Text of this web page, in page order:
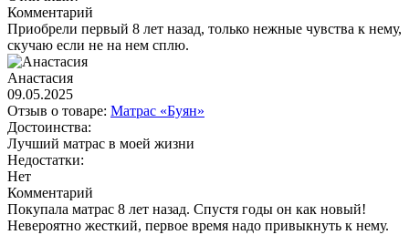
Комментарий
Приобрели первый 8 лет назад, только нежные чувства к нему,
скучаю если не на нем сплю.
Анастасия
09.05.2025
Отзыв о товаре: Матрас «Буян»
Достоинства:
Лучший матрас в моей жизни
Недостатки:
Нет
Комментарий
Покупала матрас 8 лет назад. Спустя годы он как новый!
Невероятно жесткий, первое время надо привыкнуть к нему.